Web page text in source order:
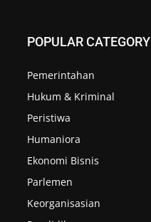
POPULAR CATEGORY
Pemerintahan
Hukum & Kriminal
Peristiwa
Humaniora
Ekonomi Bisnis
Parlemen
Keorganisasian